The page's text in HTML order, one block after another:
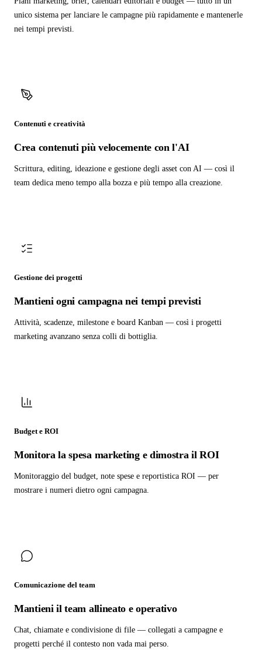
unico sistema per lanciare le campagne più rapidamente e mantenerle
nei tempi previsti.
Contenuti e creatività
Crea contenuti più velocemente con l'AI
Scrittura, editing, ideazione e gestione degli asset con AI — così il
team dedica meno tempo alla bozza e più tempo alla creazione.
Gestione dei progetti
Mantieni ogni campagna nei tempi previsti
Attività, scadenze, milestone e board Kanban — così i progetti
marketing avanzano senza colli di bottiglia.
Budget e ROI
Monitora la spesa marketing e dimostra il ROI
Monitoraggio del budget, note spese e reportistica ROI — per
mostrare i numeri dietro ogni campagna.
Comunicazione del team
Mantieni il team allineato e operativo
Chat, chiamate e condivisione di file — collegati a campagne e
progetti perché il contesto non vada mai perso.